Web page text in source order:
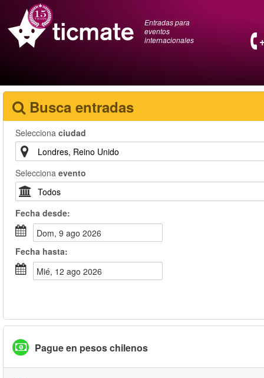
Entradas para
eventos
internacionales
Busca entradas
Selecciona ciudad
Selecciona evento
Fecha desde:
dom, 9 ago 2026
Fecha hasta:
mié, 12 ago 2026
Pague en pesos chilenos